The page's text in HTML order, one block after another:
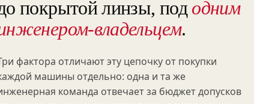
покрытой линзы, пододним
владельцем.
фактора отличают эту цепочку от покупки
машины отдельно: одна и та же
команда отвечает за бюджет допусков